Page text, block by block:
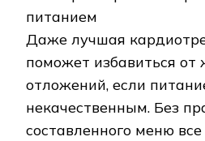
Даже лучшая
поможет избавиться
отложений, если
некачественным. Без
составленного меню